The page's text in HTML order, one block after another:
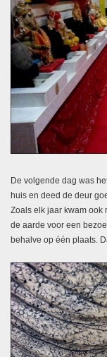
De volgende dag was
huis en deed de deur
Zoals elk jaar kwam ook
de aarde voor een
behalve op één plaats.